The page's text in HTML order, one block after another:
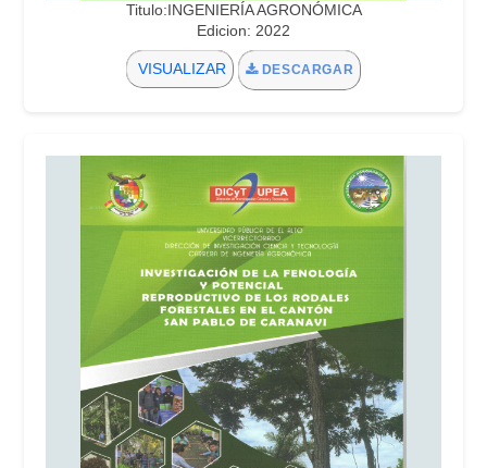
Titulo:INGENIERÍA AGRONÓMICA
Edicion: 2022
VISUALIZAR DESCARGAR